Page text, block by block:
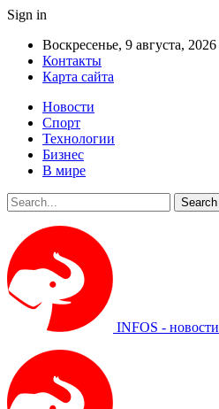
Sign in
Воскресенье, 9 августа, 2026
Контакты
Карта сайта
Новости
Спорт
Технологии
Бизнес
В мире
INFOS - новости